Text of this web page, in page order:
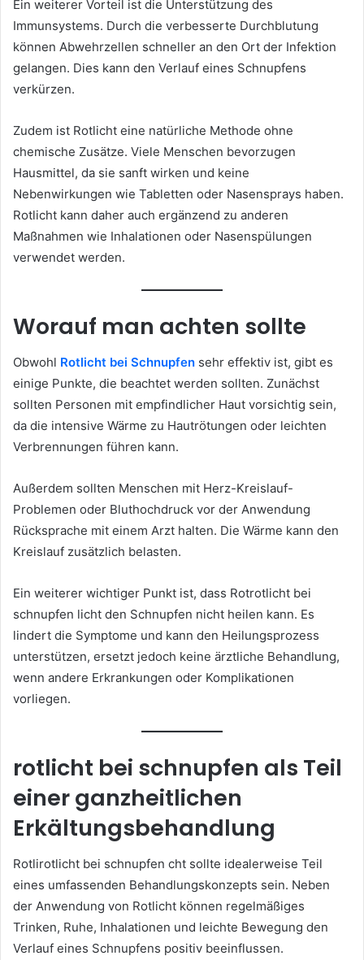
Ein weiterer Vorteil ist die Unterstützung des
Immunsystems. Durch die verbesserte Durchblutung
können Abwehrzellen schneller an den Ort der Infektion
gelangen. Dies kann den Verlauf eines Schnupfens
verkürzen.
Zudem ist Rotlicht eine natürliche Methode ohne
chemische Zusätze. Viele Menschen bevorzugen
Hausmittel, da sie sanft wirken und keine
Nebenwirkungen wie Tabletten oder Nasensprays haben.
Rotlicht kann daher auch ergänzend zu anderen
Maßnahmen wie Inhalationen oder Nasenspülungen
verwendet werden.
Worauf man achten sollte
Obwohl Rotlicht bei Schnupfen sehr effektiv ist, gibt es
einige Punkte, die beachtet werden sollten. Zunächst
sollten Personen mit empfindlicher Haut vorsichtig sein,
da die intensive Wärme zu Hautrötungen oder leichten
Verbrennungen führen kann.
Außerdem sollten Menschen mit Herz-Kreislauf-
Problemen oder Bluthochdruck vor der Anwendung
Rücksprache mit einem Arzt halten. Die Wärme kann den
Kreislauf zusätzlich belasten.
Ein weiterer wichtiger Punkt ist, dass Rotrotlicht bei
schnupfen licht den Schnupfen nicht heilen kann. Es
lindert die Symptome und kann den Heilungsprozess
unterstützen, ersetzt jedoch keine ärztliche Behandlung,
wenn andere Erkrankungen oder Komplikationen
vorliegen.
rotlicht bei schnupfen als Teil
einer ganzheitlichen
Erkältungsbehandlung
Rotlirotlicht bei schnupfen cht sollte idealerweise Teil
eines umfassenden Behandlungskonzepts sein. Neben
der Anwendung von Rotlicht können regelmäßiges
Trinken, Ruhe, Inhalationen und leichte Bewegung den
Verlauf eines Schnupfens positiv beeinflussen.